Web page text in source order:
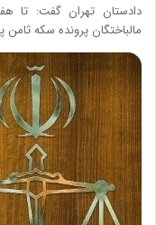
مالباختگان پرونده سکه